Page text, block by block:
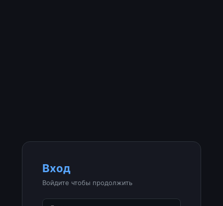
Вход
Войдите чтобы продолжить